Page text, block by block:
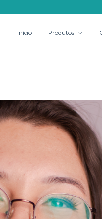
Início Produtos